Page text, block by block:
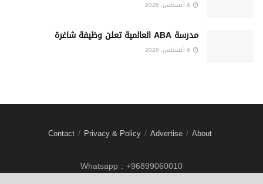
مدرسة ABA العالمية تعلن وظيفة شاغرة
About
Advertise
Privacy & Policy
Contact
Whatsapp : +96899060010